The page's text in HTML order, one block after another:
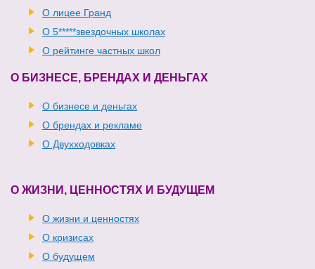
О лицее Гранд
О 5*****звездочных школах
О рейтинге частных школ
О БИЗНЕСЕ, БРЕНДАХ И ДЕНЬГАХ
О бизнесе и деньгах
О брендах и рекламе
О Двухходовках
О ЖИЗНИ, ЦЕННОСТЯХ И БУДУЩЕМ
О жизни и ценностях
О кризисах
О будущем